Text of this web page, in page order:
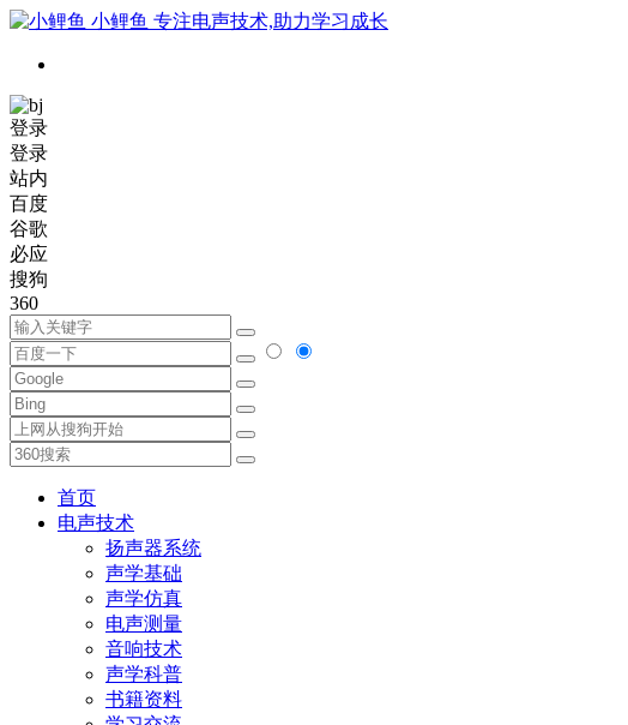
小鲤鱼 专注电声技术,助力学习成长
登录
登录
站内
百度
谷歌
必应
搜狗
360
首页
电声技术
扬声器系统
声学基础
声学仿真
电声测量
音响技术
声学科普
书籍资料